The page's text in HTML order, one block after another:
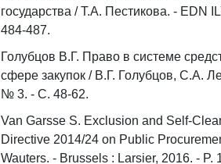
государства / Т.А. Пестикова. - EDN
484-487.
Голубцов В.Г. Право в системе
сфере закупок / В.Г. Голубцов, С.А.
№ 3. - С. 48-62.
Van Garsse S. Exclusion and Self-
Directive 2014/24 on Public
Wauters. - Brussels : Larsier, 2016. - P.